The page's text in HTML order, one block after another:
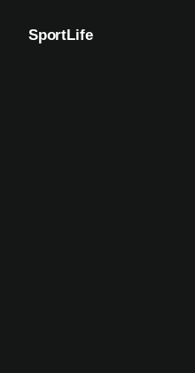
SportLife